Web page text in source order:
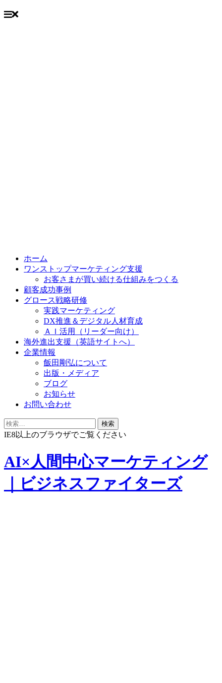
content
ホーム
ワンストップマーケティング支援
お客さまが買い続ける仕組みをつくる
顧客成功事例
グロース戦略研修
実践マーケティング
DX推進＆デジタル人材育成
ＡＩ活用（リーダー向け）
海外進出支援（英語サイトへ）
企業情報
飯田剛弘について
出版・メディア
ブログ
お知らせ
お問い合わせ
検
索:
IE8以上のブラウザでご覧ください
AI×人間中心マーケティング
｜ビジネスファイターズ